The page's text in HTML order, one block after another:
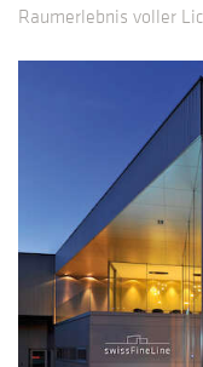
Raumerlebnis voller